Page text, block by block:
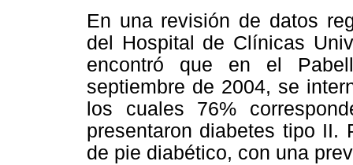
En una revisión de datos
del Hospital de Clínicas
encontró que en el
septiembre de 2004, se
los cuales 76%
presentaron diabetes tipo II.
de pie diabético, con una